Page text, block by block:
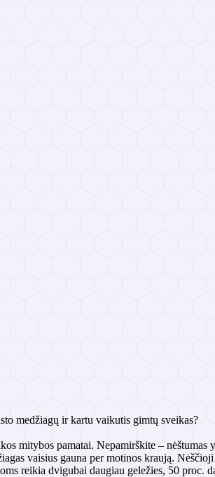
medžiagų ir kartu vaikutis gimtų sveikas?
mitybos pamatai. Nepamirškite – nėštumas
vaisius gauna per motinos kraują.
reikia dvigubai daugiau geležies, 50 proc.